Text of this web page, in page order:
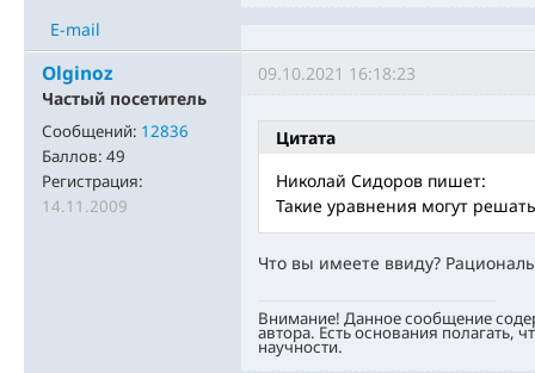
E-mail
Olginoz
Частый посетитель
Сообщений: 12836
Баллов: 49
Регистрация:
14.11.2009
09.10.2021 16:18:23
Цитата
Николай Сидоров пишет:
Такие уравнения могут
Что вы имеете ввиду?
Внимание! Данное сообщение
автора. Есть основания полагать,
научности.